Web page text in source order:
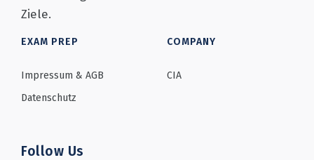
Ziele.
EXAM PREP
Impressum & AGB
Datenschutz
COMPANY
CIA
Follow Us